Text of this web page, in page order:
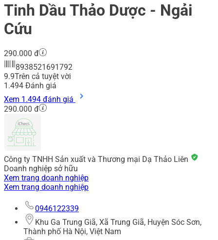
Tinh Dầu Thảo Dược - Ngải
Cứu
290.000 đ
8938521691792
9.9Trên cả tuyệt vời
1.494 Đánh giá
Xem 1.494 đánh giá
290.000 đ
Công ty TNHH Sản xuất và Thương mại Dạ Thảo Liên
Doanh nghiệp sở hữu
Xem trang doanh nghiệp
Xem trang doanh nghiệp
0946122339
Khu Ga Trung Giã, Xã Trung Giã, Huyện Sóc Sơn,
Thành phố Hà Nội, Việt Nam